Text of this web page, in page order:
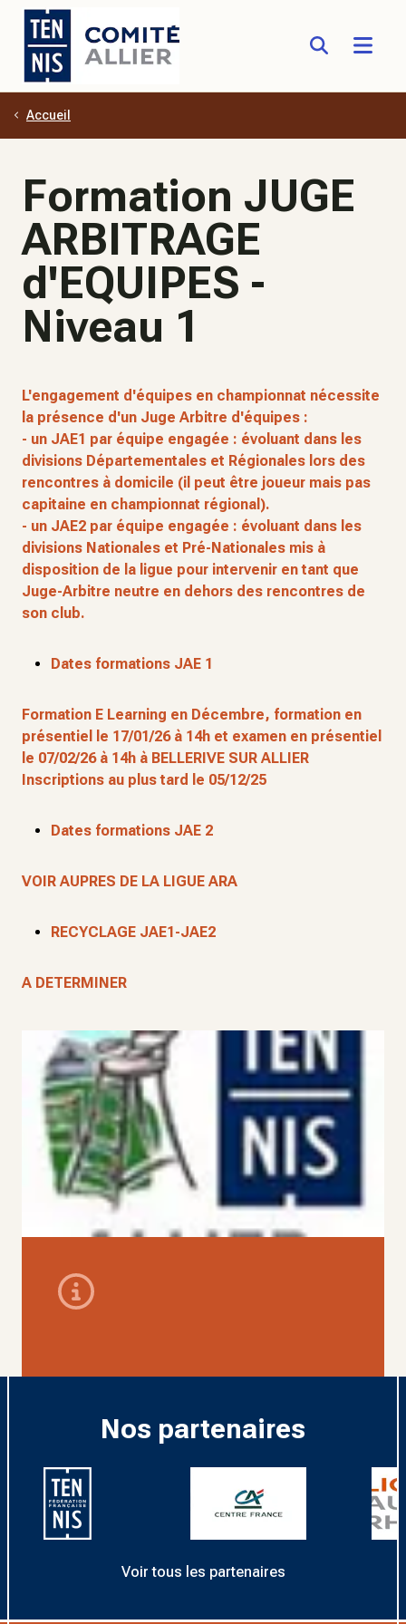
Aller au contenu principal
Accueil
Formation JUGE
ARBITRAGE
d'EQUIPES -
Niveau 1
L'engagement d'équipes en championnat nécessite
la présence d'un Juge Arbitre d'équipes :
- un JAE1 par équipe engagée : évoluant dans les
divisions Départementales et Régionales lors des
rencontres à domicile (il peut être joueur mais pas
capitaine en championnat régional).
- un JAE2 par équipe engagée : évoluant dans les
divisions Nationales et Pré-Nationales mis à
disposition de la ligue pour intervenir en tant que
Juge-Arbitre neutre en dehors des rencontres de
son club.
Dates formations JAE 1
Formation E Learning en Décembre, formation en
présentiel le 17/01/26 à 14h et examen en présentiel
le 07/02/26 à 14h à BELLERIVE SUR ALLIER
Inscriptions au plus tard le 05/12/25
Dates formations JAE 2
VOIR AUPRES DE LA LIGUE ARA
RECYCLAGE JAE1-JAE2
A DETERMINER
Nos partenaires
Voir tous les partenaires